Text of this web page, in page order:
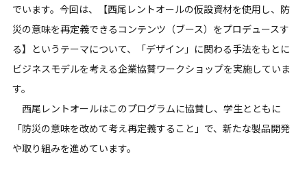
でいます。今回は、【西尾レントオールの仮設資材を使用し、防
災の意味を再定義できるコンテンツ（ブース）をプロデュースす
る】というテーマについて、「デザイン」に関わる手法をもとに
ビジネスモデルを考える企業協賛ワークショップを実施していま
す。
西尾レントオールはこのプログラムに協賛し、学生とともに
「防災の意味を改めて考え再定義すること」で、新たな製品開発
や取り組みを進めています。